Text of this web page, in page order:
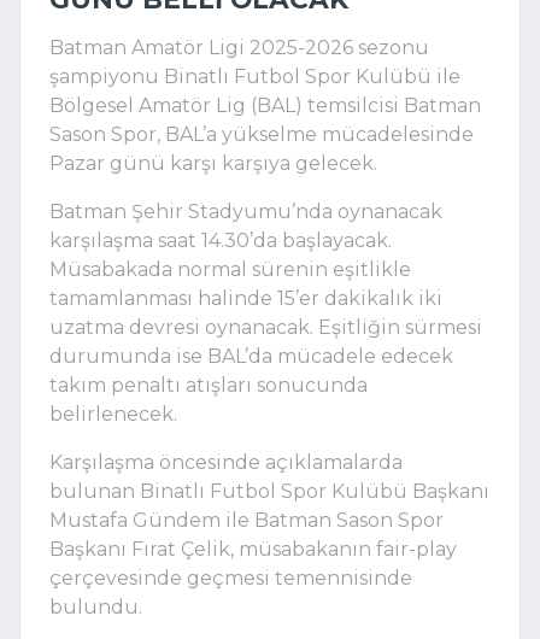
Batman Amatör Ligi 2025-2026 sezonu
şampiyonu Binatlı Futbol Spor Kulübü ile
Bölgesel Amatör Lig (BAL) temsilcisi Batman
Sason Spor, BAL’a yükselme mücadelesinde
Pazar günü karşı karşıya gelecek.
Batman Şehir Stadyumu’nda oynanacak
karşılaşma saat 14.30’da başlayacak.
Müsabakada normal sürenin eşitlikle
tamamlanması halinde 15’er dakikalık iki
uzatma devresi oynanacak. Eşitliğin sürmesi
durumunda ise BAL’da mücadele edecek
takım penaltı atışları sonucunda
belirlenecek.
Karşılaşma öncesinde açıklamalarda
bulunan Binatlı Futbol Spor Kulübü Başkanı
Mustafa Gündem ile Batman Sason Spor
Başkanı Fırat Çelik, müsabakanın fair-play
çerçevesinde geçmesi temennisinde
bulundu.